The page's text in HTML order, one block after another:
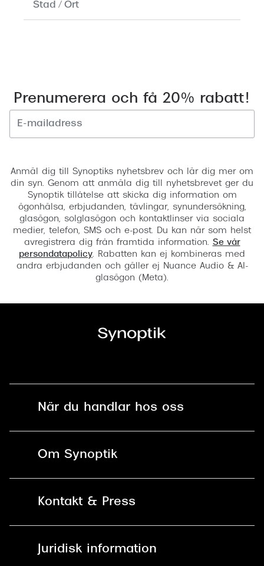
dela
din
nuvarande
plats.
Prenumerera och få 20% rabatt!
Anmäl dig till Synoptiks nyhetsbrev och lär dig mer om
din syn. Genom att anmäla dig till nyhetsbrevet ger du
Synoptik tillåtelse att skicka dig information om
ögonhälsa, erbjudanden, tävlingar, synundersökning,
glasögon, solglasögon och kontaktlinser via sociala
medier, telefon, SMS och e-post. Du kan när som helst
avregistrera dig från framtida information. Se vår
persondatapolicy. Rabatten kan ej kombineras med
andra erbjudanden och gäller ej Nuance Audio & AI-
glasögon (Meta).
När du handlar hos oss
Betala säkert med Klarna, Swish,
30 dagars öppet köp online
Om Synoptik
Kontakt & Press
Juridisk information